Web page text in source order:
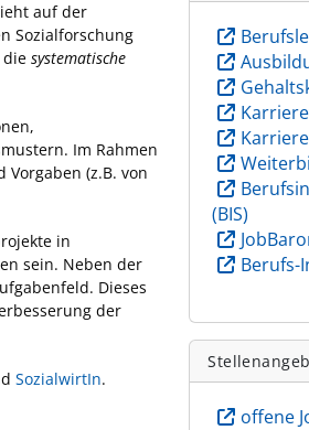
auf der
Sozialforschung
die systematische
Im Rahmen
(z.B. von
in
sein. Neben der
Dieses
der
SozialwirtIn.
(BIS)
Berufs-
offene